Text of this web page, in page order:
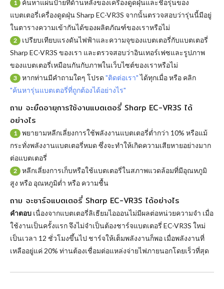
1
ค้นหาแผ่นป้ายที่ด้านหลังของเครื่องดูดฝุ่นและชื่อรุ่นของ
แบตเตอรี่เครื่องดูดฝุ่น Sharp EC-VR3S จากนั้นตรวจสอบว่ารุ่นนี้มีอยู่
ในตารางความเข้ากันได้ของผลิตภัณฑ์ของเราหรือไม่
2
เปรียบเทียบแรงดันไฟฟ้าและความจุของแบตเตอรี่กับแบตเตอรี่
Sharp EC-VR3S ของเรา และตรวจสอบว่าอินเทอร์เฟซและรูปภาพ
ของแบตเตอรี่เหมือนกันกับภาพในเว็บไซต์ของเราหรือไม่
3 หากท่านมีคำถามใดๆ โปรด "ติดต่อเรา"ได้ทุกเมื่อ หรือ คลิก
"ค้นหารุ่นแบตเตอรี่ที่ถูกต้องได้อย่างไร"
ถาม จะยืดอายุการใช้งานแบตเตอรี่ Sharp EC-VR3S ได้
อย่างไร
1
พยายามหลีกเลี่ยงการใช้พลังงานแบตเตอรี่ต่ำกว่า 10% หรือแม้
กระทั่งพลังงานแบตเตอรี่หมด ซึ่งจะทำให้เกิดความเสียหายอย่างมาก
ต่อแบตเตอรี่
2
หลีกเลี่ยงการเก็บหรือใช้แบตเตอรี่ในสภาพแวดล้อมที่มีอุณหภูมิ
สูง หรือ อุณหภูมิต่ำ หรือ ความชื้น
ถาม จะชาร์จแบตเตอรี่ Sharp EC-VR3S ได้อย่างไร
คำตอบ เนื่องจากแบตเตอรี่ลิเธียมไอออนไม่มีผลต่อหน่วยความจำ เมื่อ
ใช้งานเป็นครั้งแรก จึงไม่จำเป็นต้องชาร์จแบตเตอรี่ EC-VR3S ใหม่
เป็นเวลา 12 ชั่วโมงขึ้นไป ชาร์จให้เต็มพลังงานก็พอ เมื่อพลังงานที่
เหลืออยู่แค่ 20% ท่านต้องเชื่อมต่อแหล่งจ่ายไฟภายนอกโดยเร็วที่สุด